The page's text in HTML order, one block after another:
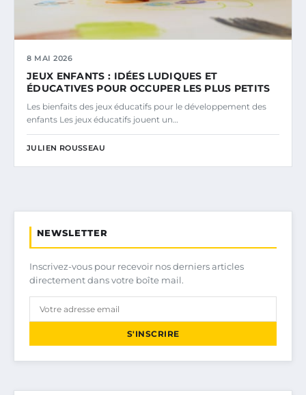
8 MAI 2026
JEUX ENFANTS : IDÉES LUDIQUES ET
ÉDUCATIVES POUR OCCUPER LES PLUS PETITS
Les bienfaits des jeux éducatifs pour le développement des
enfants Les jeux éducatifs jouent un…
JULIEN ROUSSEAU
NEWSLETTER
Inscrivez-vous pour recevoir nos derniers articles
directement dans votre boîte mail.
S'INSCRIRE